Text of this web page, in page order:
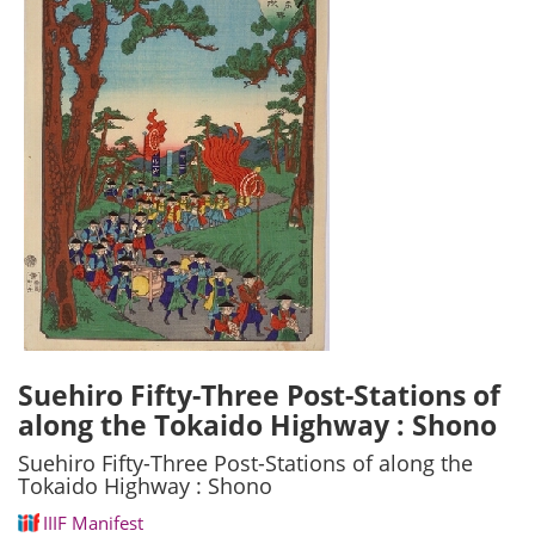
Suehiro Fifty-Three Post-Stations of
along the Tokaido Highway : Shono
Suehiro Fifty-Three Post-Stations of along the
Tokaido Highway : Shono
IIIF Manifest